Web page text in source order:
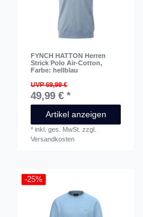
FYNCH HATTON Herren
Strick Polo Air-Cotton,
Farbe: hellblau
UVP 69,99 €
49,99 € *
Artikel anzeigen
*inkl. ges. MwSt. zzgl.
Versandkosten
-25%